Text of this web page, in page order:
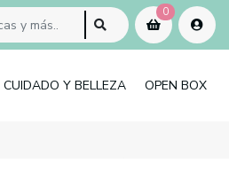
0
CUIDADO Y BELLEZA OPEN BOX